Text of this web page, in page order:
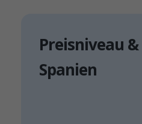
Preisniveau
Spanien